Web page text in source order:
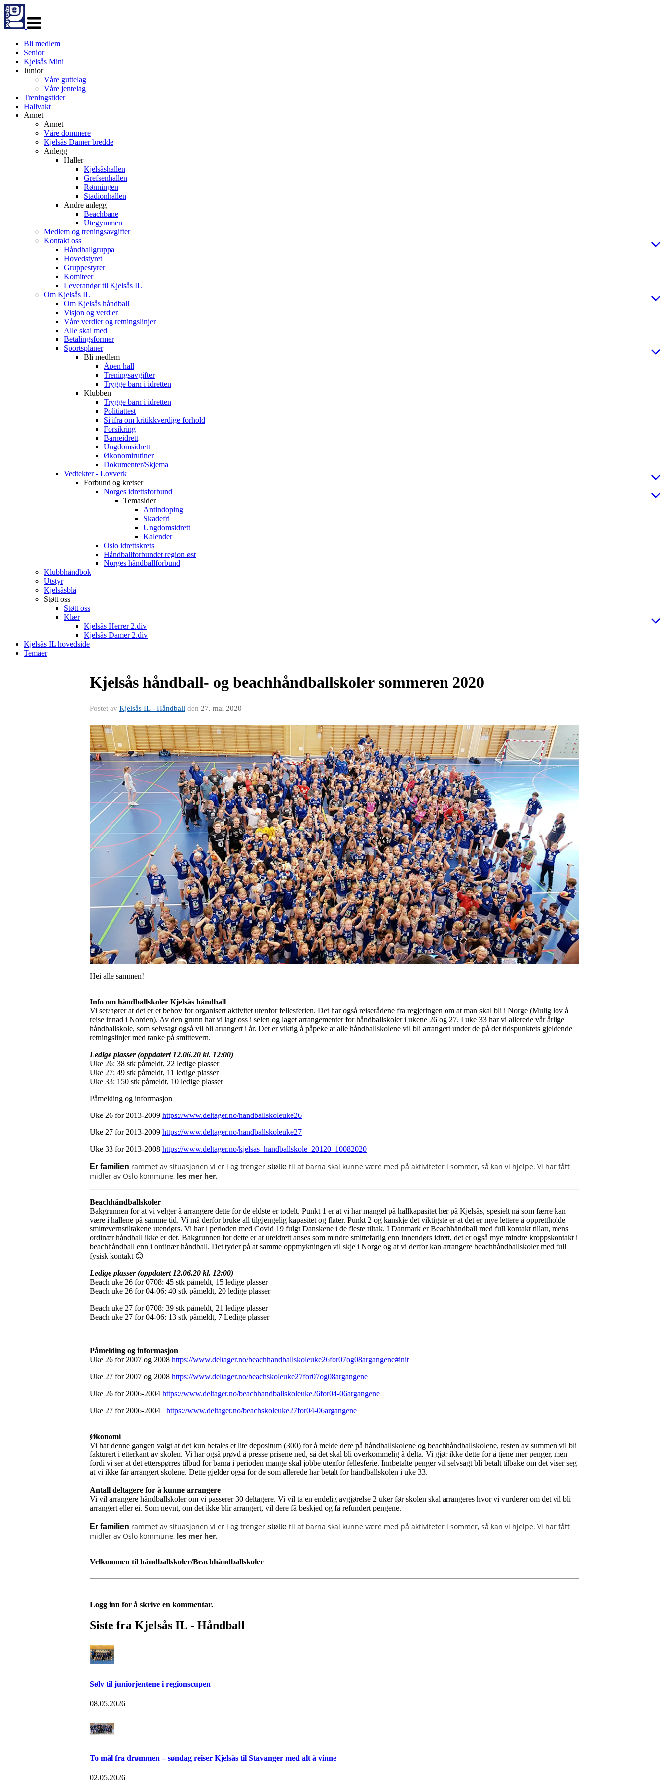
navigasjon
Bli medlem
Senior
Kjelsås Mini
Junior
Våre guttelag
Våre jentelag
Treningstider
Hallvakt
Annet
Annet
Våre dommere
Kjelsås Damer bredde
Anlegg
Haller
Kjelsåshallen
Grefsenhallen
Rønningen
Stadionhallen
Andre anlegg
Beachbane
Utegymmen
Medlem og treningsavgifter
Kontakt oss
Håndballgruppa
Hovedstyret
Gruppestyrer
Komiteer
Leverandør til Kjelsås IL
Om Kjelsås IL
Om Kjelsås håndball
Visjon og verdier
Våre verdier og retningslinjer
Alle skal med
Betalingsformer
Sportsplaner
Bli medlem
Åpen hall
Treningsavgifter
Trygge barn i idretten
Klubben
Trygge barn i idretten
Politiattest
Si ifra om kritikkverdige forhold
Forsikring
Barneidrett
Ungdomsidrett
Økonomirutiner
Dokumenter/Skjema
Vedtekter - Lovverk
Forbund og kretser
Norges idrettsforbund
Temasider
Antindoping
Skadefri
Ungdomsidrett
Kalender
Oslo idrettskrets
Håndballforbundet region øst
Norges håndballforbund
Klubbhåndbok
Utstyr
Kjelsåsblå
Støtt oss
Støtt oss
Klær
Kjelsås Herrer 2.div
Kjelsås Damer 2.div
Kjelsås IL hovedside
Temaer
Kjelsås håndball- og beachhåndballskoler sommeren 2020
Postet av Kjelsås IL - Håndball den 27. mai 2020
Hei alle sammen!
Info om håndballskoler Kjelsås håndball
Vi ser/hører at det er et behov for organisert aktivitet utenfor fellesferien. Det har også reiserådene fra regjeringen om at man skal bli i Norge (Mulig lov å
reise innad i Norden). Av den grunn har vi lagt oss i selen og laget arrangementer for håndballskoler i ukene 26 og 27. I uke 33 har vi allerede vår årlige
håndballskole, som selvsagt også vil bli arrangert i år. Det er viktig å påpeke at alle håndballskolene vil bli arrangert under de på det tidspunktets gjeldende
retningslinjer med tanke på smittevern.
Ledige plasser (oppdatert 12.06.20 kl. 12:00)
Uke 26: 38 stk påmeldt, 22 ledige plasser
Uke 27: 49 stk påmeldt, 11 ledige plasser
Uke 33: 150 stk påmeldt, 10 ledige plasser
Påmelding og informasjon
Uke 26 for 2013-2009 https://www.deltager.no/handballskoleuke26
Uke 27 for 2013-2009 https://www.deltager.no/handballskoleuke27
Uke 33 for 2013-2008 https://www.deltager.no/kjelsas_handballskole_20120_10082020
Er familien rammet av situasjonen vi er i og trenger støtte til at barna skal kunne være med på aktiviteter i sommer, så kan vi hjelpe. Vi har fått
midler av Oslo kommune, les mer her.
Beachhåndballskoler
Bakgrunnen for at vi velger å arrangere dette for de eldste er todelt. Punkt 1 er at vi har mangel på hallkapasitet her på Kjelsås, spesielt nå som færre kan
være i hallene på samme tid. Vi må derfor bruke all tilgjengelig kapasitet og flater. Punkt 2 og kanskje det viktigste er at det er mye lettere å opprettholde
smittevernstiltakene utendørs. Vi har i perioden med Covid 19 fulgt Danskene i de fleste tiltak. I Danmark er Beachhåndball med full kontakt tillatt, mens
ordinær håndball ikke er det. Bakgrunnen for dette er at uteidrett anses som mindre smittefarlig enn innendørs idrett, det er også mye mindre kroppskontakt i
beachhåndball enn i ordinær håndball. Det tyder på at samme oppmykningen vil skje i Norge og at vi derfor kan arrangere beachhåndballskoler med full
fysisk kontakt 😊
Ledige plasser (oppdatert 12.06.20 kl. 12:00)
Beach uke 26 for 0708: 45 stk påmeldt, 15 ledige plasser
Beach uke 26 for 04-06: 40 stk påmeldt, 20 ledige plasser
Beach uke 27 for 0708: 39 stk påmeldt, 21 ledige plasser
Beach uke 27 for 04-06: 13 stk påmeldt, 7 Ledige plasser
Påmelding og informasjon
Uke 26 for 2007 og 2008 https://www.deltager.no/beachhandballskoleuke26for07og08argangene#init
Uke 27 for 2007 og 2008 https://www.deltager.no/beachskoleuke27for07og08argangene
Uke 26 for 2006-2004 https://www.deltager.no/beachhandballskoleuke26for04-06argangene
Uke 27 for 2006-2004 https://www.deltager.no/beachskoleuke27for04-06argangene
Økonomi
Vi har denne gangen valgt at det kun betales et lite depositum (300) for å melde dere på håndballskolene og beachhåndballskolene, resten av summen vil bli
fakturert i etterkant av skolen. Vi har også prøvd å presse prisene ned, så det skal bli overkommelig å delta. Vi gjør ikke dette for å tjene mer penger, men
fordi vi ser at det etterspørres tilbud for barna i perioden mange skal jobbe utenfor fellesferie. Innbetalte penger vil selvsagt bli betalt tilbake om det viser seg
at vi ikke får arrangert skolene. Dette gjelder også for de som allerede har betalt for håndballskolen i uke 33.
Antall deltagere for å kunne arrangere
Vi vil arrangere håndballskoler om vi passerer 30 deltagere. Vi vil ta en endelig avgjørelse 2 uker før skolen skal arrangeres hvor vi vurderer om det vil bli
arrangert eller ei. Som nevnt, om det ikke blir arrangert, vil dere få beskjed og få refundert pengene.
Er familien rammet av situasjonen vi er i og trenger støtte til at barna skal kunne være med på aktiviteter i sommer, så kan vi hjelpe. Vi har fått
midler av Oslo kommune, les mer her.
Velkommen til håndballskoler/Beachhåndballskoler
Logg inn for å skrive en kommentar.
Siste fra Kjelsås IL - Håndball
Sølv til juniorjentene i regionscupen
08.05.2026
To mål fra drømmen – søndag reiser Kjelsås til Stavanger med alt å vinne
02.05.2026